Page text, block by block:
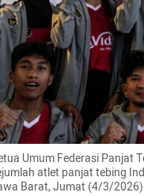
Umum Federasi Panjat
atlet panjat tebing
Barat, Jumat (4/3/